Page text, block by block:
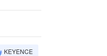
KEYENCE